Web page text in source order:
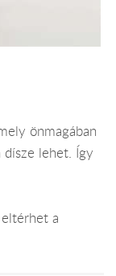
önmagában
lehet. Így
a